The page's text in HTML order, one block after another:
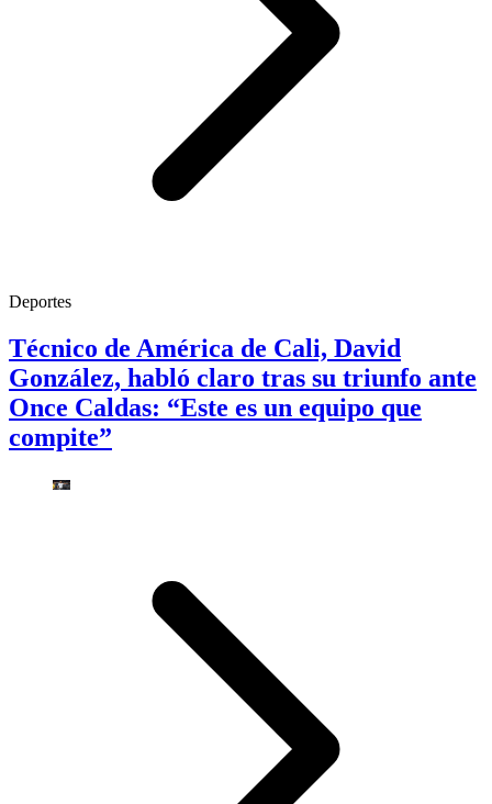
Deportes
Técnico de América de Cali, David
González, habló claro tras su triunfo ante
Once Caldas: “Este es un equipo que
compite”